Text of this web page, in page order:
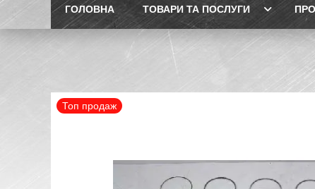
ГОЛОВНА ТОВАРИ ТА ПОСЛУГИ
Топ продаж